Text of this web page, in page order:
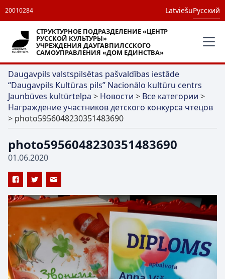
20010284 LatviešuРусский
СТРУКТУРНОЕ ПОДРАЗДЕЛЕНИЕ «ЦЕНТР
РУССКОЙ КУЛЬТУРЫ»
УЧРЕЖДЕНИЯ ДАУГАВПИЛССКОГО
САМОУПРАВЛЕНИЯ «ДОМ ЕДИНСТВА»
Daugavpils valstspilsētas pašvaldības iestāde
“Daugavpils Kultūras pils” Nacionālo kultūru centrs
Jaunbūves kultūrtelpa > Новости > Все категории >
Награждение участников детского конкурса чтецов
> photo5956048230351483690
photo5956048230351483690
01.06.2020